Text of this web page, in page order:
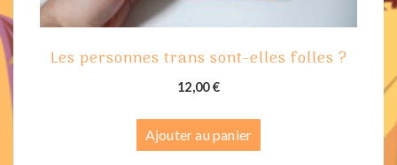
Les personnes trans sont-elles folles ?
12,00€
Ajouter au panier